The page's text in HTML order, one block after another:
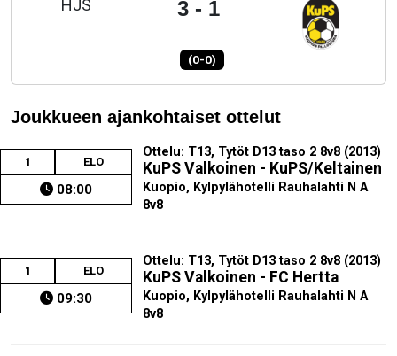
HJS 3 - 1
(0-0)
Joukkueen ajankohtaiset ottelut
1 ELO
08:00
Ottelu: T13, Tytöt D13 taso 2 8v8 (2013)
KuPS Valkoinen - KuPS/Keltainen
Kuopio, Kylpylähotelli Rauhalahti N A
8v8
1 ELO
09:30
Ottelu: T13, Tytöt D13 taso 2 8v8 (2013)
KuPS Valkoinen - FC Hertta
Kuopio, Kylpylähotelli Rauhalahti N A
8v8